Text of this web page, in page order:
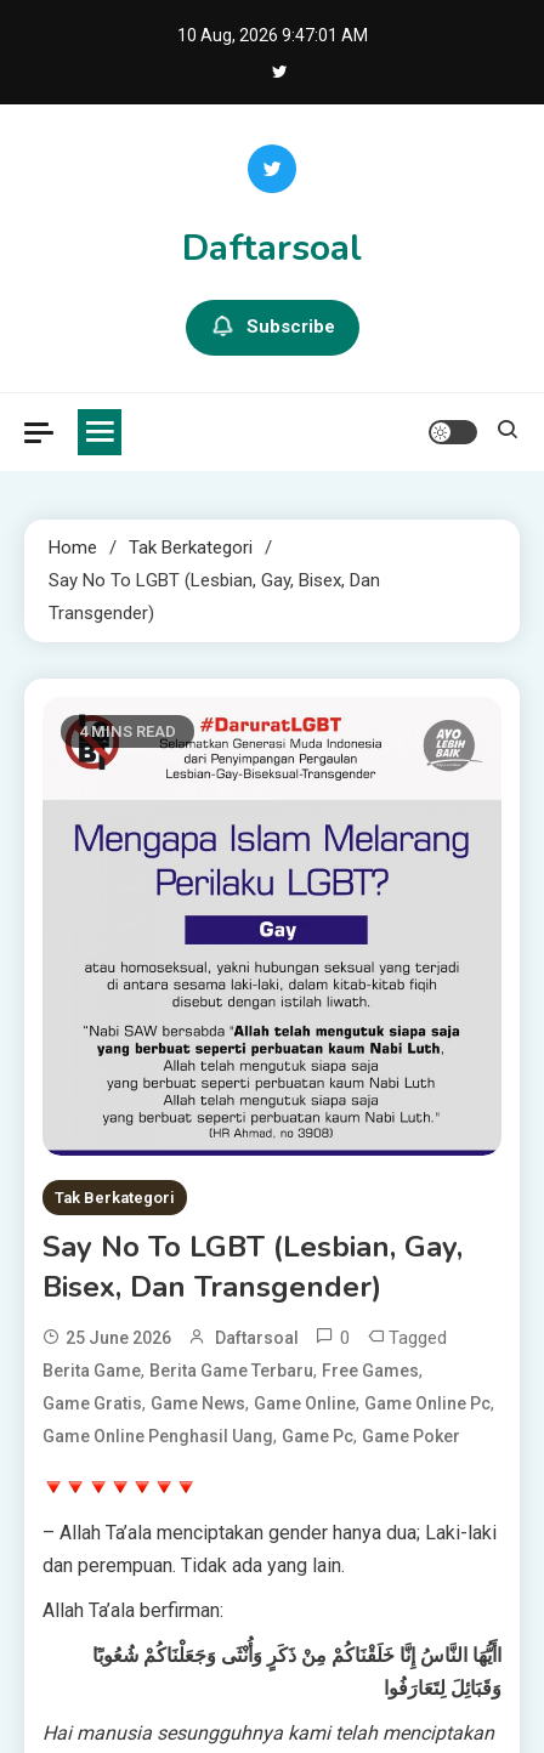
10 Aug, 2026 9:47:02 AM
Daftarsoal
Subscribe
Home
Tak Berkategori
Say No To LGBT (Lesbian, Gay, Bisex, Dan
Transgender)
4 MINS READ
Tak Berkategori
Say No To LGBT (Lesbian, Gay,
Bisex, Dan Transgender)
25 June 2026 Daftarsoal 0 Tagged
Berita Game, Berita Game Terbaru, Free Games,
Game Gratis, Game News, Game Online, Game Online Pc,
Game Online Penghasil Uang, Game Pc, Game Poker
– Allah Ta’ala menciptakan gender hanya dua; Laki-laki
dan perempuan. Tidak ada yang lain.
Allah Ta’ala berfirman:
وَقَبَائِلَ لِتَعَارَفُوا
Hai manusia sesungguhnya kami telah menciptakan